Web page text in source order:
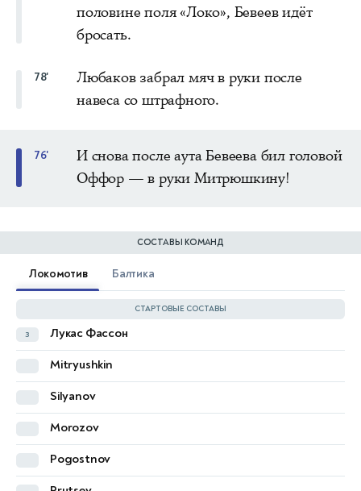
половине поля «Локо», Бевеев идёт
бросать.
78'
Любаков забрал мяч в руки после
навеса со штрафного.
76'
И снова после аута Бевеева бил головой
Оффор — в руки Митрюшкину!
СОСТАВЫ КОМАНД
Локомотив Балтика
СТАРТОВЫЕ СОСТАВЫ
з Лукас Фассон
Mitryushkin
Silyanov
Morozov
Pogostnov
з Андерсон
п Илья Петров
п Максим Петров
Lyubakov
Andrade